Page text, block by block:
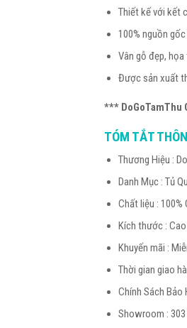
Thiết kế với kết
100% nguồn
Vân gỗ đẹp,
Được sản xuất
*** DoGoTamThu
TÓM TẮT
Thương Hiệu :
Danh Mục : Tủ
Chất liệu :
Kích thước :
Khuyến mãi :
Thời gian giao
Chính Sách Bảo
Showroom : 303